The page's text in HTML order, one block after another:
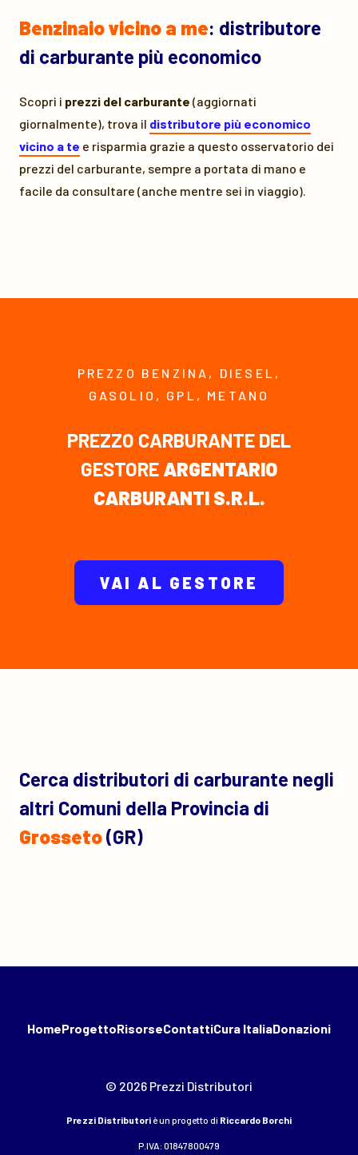
Benzinaio vicino a me: distributore
di carburante più economico
Scopri i prezzi del carburante (aggiornati
giornalmente), trova il distributore più economico
vicino a te e risparmia grazie a questo osservatorio dei
prezzi del carburante, sempre a portata di mano e
facile da consultare (anche mentre sei in viaggio).
PREZZO BENZINA, DIESEL,
GASOLIO, GPL, METANO
PREZZO CARBURANTE DEL
GESTORE ARGENTARIO
CARBURANTI S.R.L.
VAI AL GESTORE
Cerca distributori di carburante negli
altri Comuni della Provincia di
Grosseto(GR)
HomeProgettoRisorseContattiCura ItaliaDonazioni
© 2026 Prezzi Distributori
Prezzi Distributori è un progetto di Riccardo Borchi
P.IVA: 01847800479